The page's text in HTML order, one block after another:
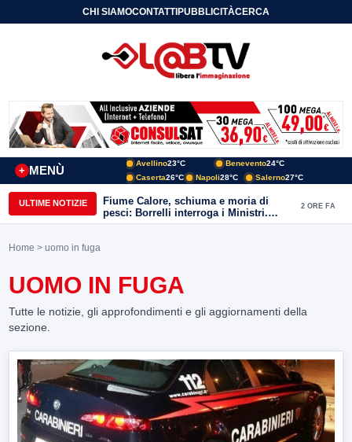
CHI SIAMOCONTATTIPUBBLICITÀCERCA
MENÙ
+
Avellino23°C Benevento24°C
Caserta26°C Napoli28°C Salerno27°C
ULTIME NOTIZIE
Fiume Calore, schiuma e moria di
pesci: Borrelli interroga i Ministri.
“Benevento paga l’assenza del
2 ORE FA
Home > uomo in fuga
UOMO IN FUGA
Tutte le notizie, gli approfondimenti e gli aggiornamenti della
sezione.